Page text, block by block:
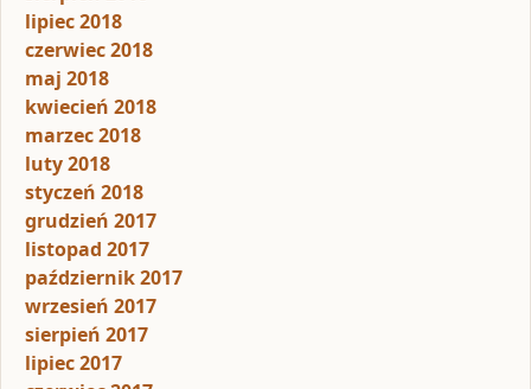
lipiec 2018
czerwiec 2018
maj 2018
kwiecień 2018
marzec 2018
luty 2018
styczeń 2018
grudzień 2017
listopad 2017
październik 2017
wrzesień 2017
sierpień 2017
lipiec 2017